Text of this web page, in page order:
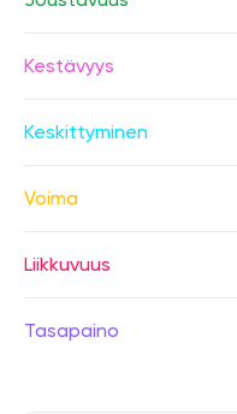
Kestävyys
Keskittyminen
Voima
Liikkuvuus
Tasapaino